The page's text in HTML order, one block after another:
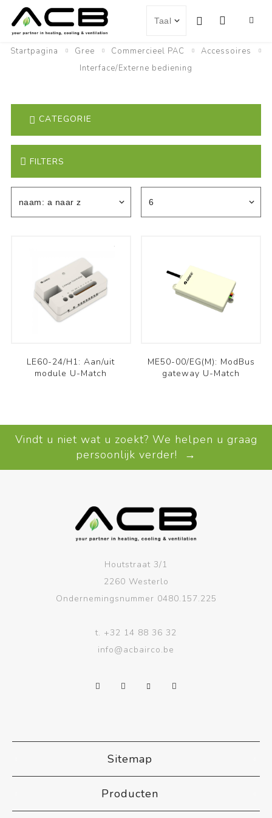
Startpagina Gree Commercieel PAC
Accessoires
Interface/Externe bediening
FILTERS
LE60-24/H1: Aan/uit
module U-Match
ME50-00/EG(M): ModBus
gateway U-Match
CATEGORIE
Vindt u niet wat u zoekt? We helpen u graag
persoonlijk verder! →
Houtstraat 3/1
2260 Westerlo
Ondernemingsnummer 0480.157.225
t. +32 14 88 36 32
info@acbairco.be
Sitemap
Producten